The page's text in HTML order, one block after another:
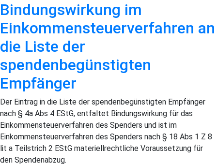
Bindungswirkung im
Einkommensteuerverfahren an
die Liste der
spendenbegünstigten
Empfänger
Der Eintrag in die Liste der spendenbegünstigten Empfänger
nach § 4a Abs 4 EStG, entfaltet Bindungswirkung für das
Einkommensteuerverfahren des Spenders und ist im
Einkommensteuerverfahren des Spenders nach § 18 Abs 1 Z 8
lit a Teilstrich 2 EStG materiellrechtliche Voraussetzung für
den Spendenabzug.